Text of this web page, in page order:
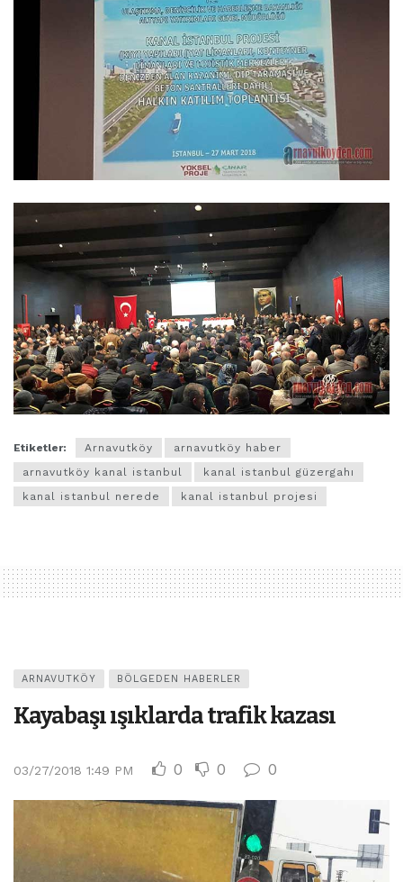
Etiketler: Arnavutköy
arnavutköy haber
arnavutköy kanal istanbul
kanal istanbul güzergahı
kanal istanbul nerede
kanal istanbul projesi
ARNAVUTKÖY BÖLGEDEN HABERLER
Kayabaşı ışıklarda trafik kazası
03/27/2018 1:49 PM 0 0 0